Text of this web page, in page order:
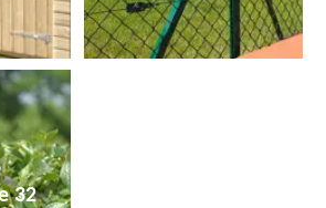
32